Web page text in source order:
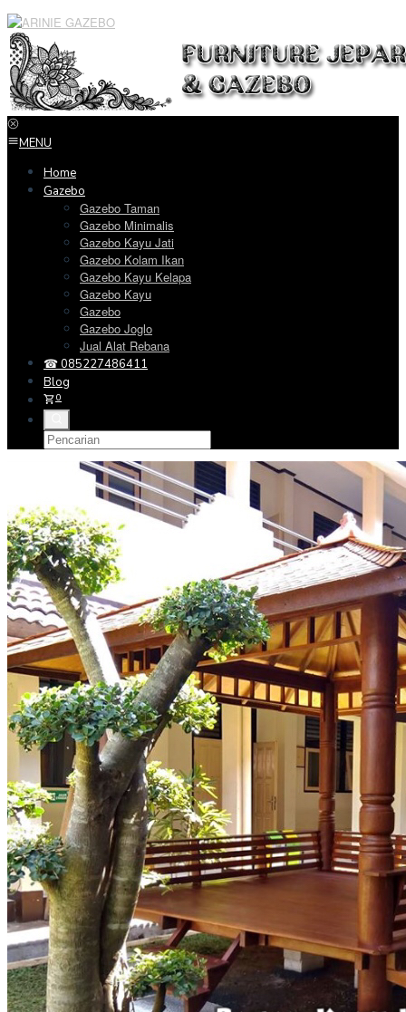
Loncat
ke
konten
MENU
Home
Gazebo
Gazebo Taman
Gazebo Minimalis
Gazebo Kayu Jati
Gazebo Kolam Ikan
Gazebo Kayu Kelapa
Gazebo Kayu
Gazebo
Gazebo Joglo
Jual Alat Rebana
☎ 085227486411
Blog
0